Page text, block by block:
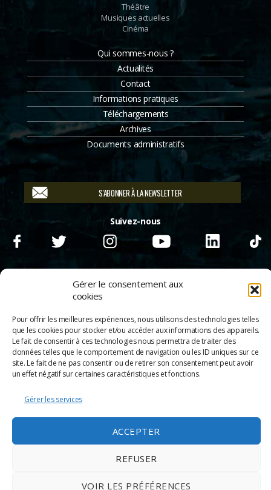
Gérer le consentement aux
cookies
Pour offrir les meilleures expériences, nous utilisons des technologies telles
que les cookies pour stocker et/ou accéder aux informations des appareils.
Le fait de consentir à ces technologies nous permettra de traiter des
données telles que le comportement de navigation ou les ID uniques sur ce
site. Le fait de ne pas consentir ou de retirer son consentement peut avoir
un effet négatif sur certaines caractéristiques et fonctions.
Gérer les services
ACCEPTER
REFUSER
VOIR LES PRÉFÉRENCES
Théâtre
Musiques actuelles
Cinéma
Qui sommes-nous ?
Actualités
Contact
Informations pratiques
Téléchargements
Archives
Documents administratifs
S'ABONNER À LA NEWSLETTER
Suivez-nous
Mentions légales
Politique de confidentialité
Appels d’offre
Partenaires
Politique de cookies